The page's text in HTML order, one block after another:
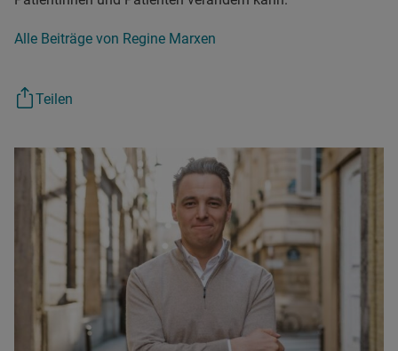
Alle Beiträge von Regine Marxen
Teilen